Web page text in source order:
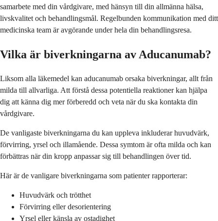
samarbete med din vårdgivare, med hänsyn till din allmänna hälsa,
livskvalitet och behandlingsmål. Regelbunden kommunikation med ditt
medicinska team är avgörande under hela din behandlingsresa.
Vilka är biverkningarna av Aducanumab?
Liksom alla läkemedel kan aducanumab orsaka biverkningar, allt från
milda till allvarliga. Att förstå dessa potentiella reaktioner kan hjälpa
dig att känna dig mer förberedd och veta när du ska kontakta din
vårdgivare.
De vanligaste biverkningarna du kan uppleva inkluderar huvudvärk,
förvirring, yrsel och illamående. Dessa symtom är ofta milda och kan
förbättras när din kropp anpassar sig till behandlingen över tid.
Här är de vanligare biverkningarna som patienter rapporterar:
Huvudvärk och trötthet
Förvirring eller desorientering
Yrsel eller känsla av ostadighet